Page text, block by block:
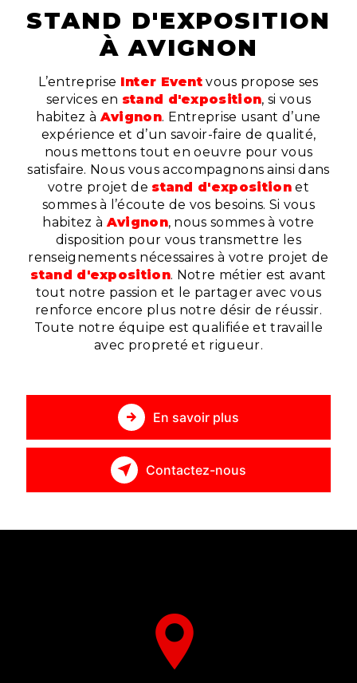
STAND D'EXPOSITION
À AVIGNON
L’entreprise Inter Event vous propose ses
services en stand d'exposition, si vous
habitez àAvignon. Entreprise usant d’une
expérience et d’un savoir-faire de qualité,
nous mettons tout en oeuvre pour vous
satisfaire. Nous vous accompagnons ainsi dans
votre projet de stand d'expositionet
sommes à l’écoute de vos besoins. Si vous
habitez àAvignon, nous sommes à votre
disposition pour vous transmettre les
renseignements nécessaires à votre projet de
stand d'exposition. Notre métier est avant
tout notre passion et le partager avec vous
renforce encore plus notre désir de réussir.
Toute notre équipe est qualifiée et travaille
avec propreté et rigueur.
En savoir plus
Contactez-nous